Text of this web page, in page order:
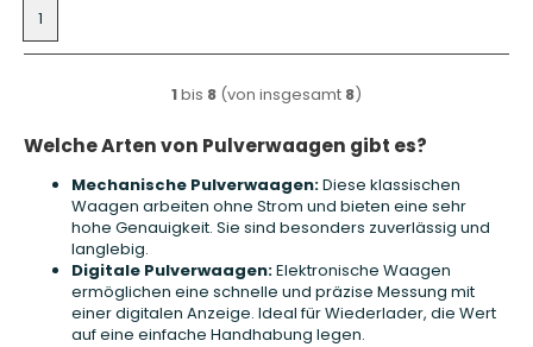
1
1bis 8 (von insgesamt 8)
Welche Arten von Pulverwaagen gibt es?
Mechanische Pulverwaagen:Diese klassischen
Waagen arbeiten ohne Strom und bieten eine sehr
hohe Genauigkeit. Sie sind besonders zuverlässig und
langlebig.
Digitale Pulverwaagen:Elektronische Waagen
ermöglichen eine schnelle und präzise Messung mit
einer digitalen Anzeige. Ideal für Wiederlader, die Wert
auf eine einfache Handhabung legen.